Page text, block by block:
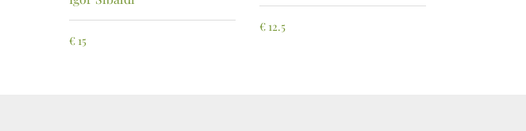
€ 15
€ 12.5